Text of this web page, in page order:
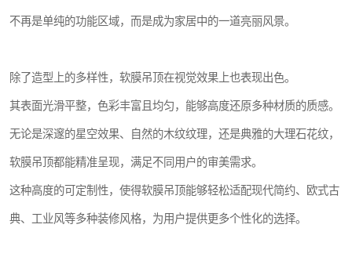
不再是单纯的功能区域，而是成为家居中的一道亮丽风景。
除了造型上的多样性，软膜吊顶在视觉效果上也表现出色。
其表面光滑平整，色彩丰富且均匀，能够高度还原多种材质的质感。
无论是深邃的星空效果、自然的木纹纹理，还是典雅的大理石花纹，
软膜吊顶都能精准呈现，满足不同用户的审美需求。
这种高度的可定制性，使得软膜吊顶能够轻松适配现代简约、欧式古
典、工业风等多种装修风格，为用户提供更多个性化的选择。